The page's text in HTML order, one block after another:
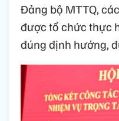
Đảng bộ MTTQ,
được tổ chức thực
đúng định hướng,